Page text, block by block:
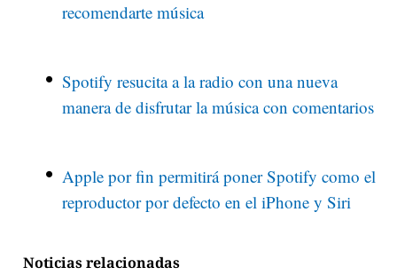
recomendarte música
Spotify resucita a la radio con una nueva
manera de disfrutar la música con comentarios
Apple por fin permitirá poner Spotify como el
reproductor por defecto en el iPhone y Siri
Noticias relacionadas